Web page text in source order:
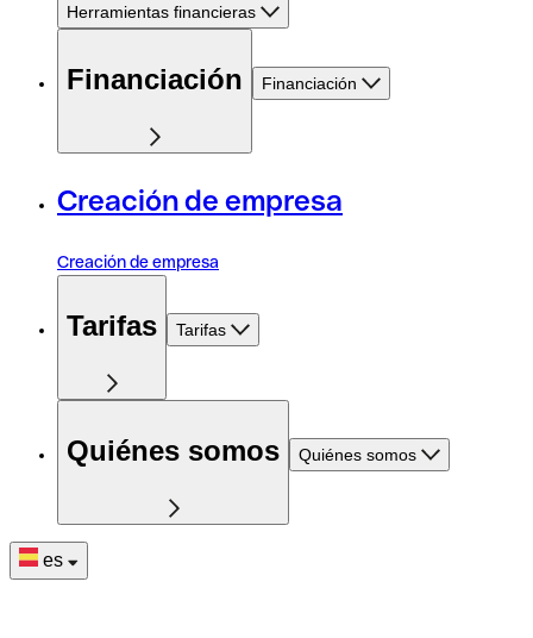
Herramientas financieras
Financiación Financiación
Creación de empresa
Creación de empresa
Tarifas Tarifas
Quiénes somos Quiénes somos
es